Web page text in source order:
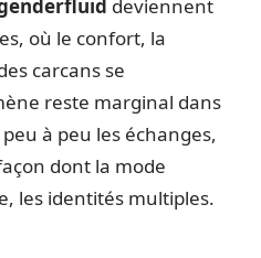
deviennent
où le confort, la
carcans se
reste marginal dans
à peu les échanges,
dont la mode
les identités multiples.